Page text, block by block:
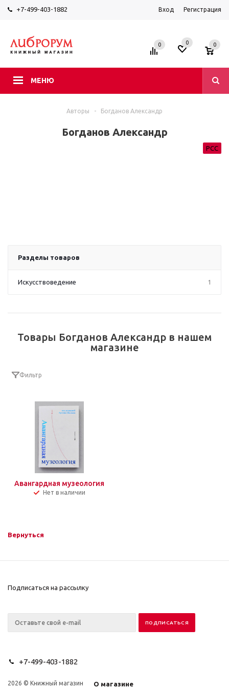
+7-499-403-1882 Вход Регистрация
МЕНЮ
0 0 0
Авторы - Богданов Александр
Богданов Александр
РСС
Разделы товаров
Искусствоведение 1
Товары Богданов Александр в нашем
магазине
Фильтр
Авангардная музеология
Нет в наличии
Вернуться
Подписаться на рассылку
+7-499-403-1882
2026 © Книжный магазин
О магазине